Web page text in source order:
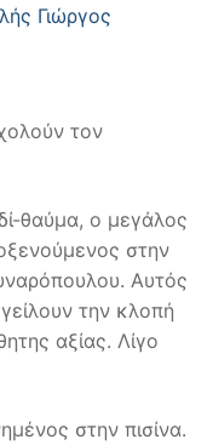
Γιώργος
τον
θαύµα, ο µεγάλος
στην
Αυτός
την κλοπή
αξίας. Λίγο
στην πισίνα.